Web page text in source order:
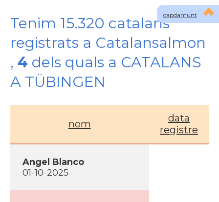
capdamunt
Tenim 15.320 catalans
registrats a Catalansalmon
, 4 dels quals a CATALANS
A TÜBINGEN
nom
data
registre
Angel Blanco
01-10-2025